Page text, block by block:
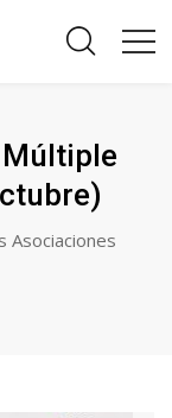
Múltiple
Asociaciones